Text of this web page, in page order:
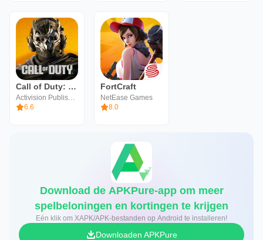
Call of Duty: Warzone Mobile
Activision Publishing, Inc.
6.6
FortCraft
NetEase Games
8.0
Download de APKPure-app om meer
spelbeloningen en kortingen te krijgen
Eén klik om XAPK/APK-bestanden op Android te installeren!
Downloaden APKPure